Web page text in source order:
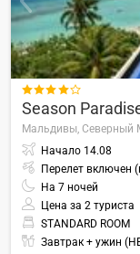

Season
Мальдивы, Северный
Начало 14.08
Перелет включен
На 7 ночей
Цена за 2 туриста
STANDARD ROOM
Завтрак + ужин